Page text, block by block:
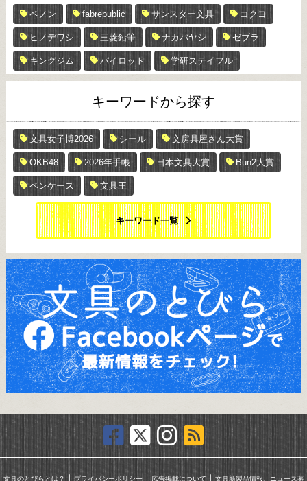
ペノン fabrepublic サンスター文具 コクヨ
ヒノデワシ 三菱鉛筆 ナカバヤシ ゼブラ
キングジム パイロット 学研ステイフル
キーワードから探す
文具女子博2026 シール 文房具屋さん大賞
OKB48 2026年手帳 日本文具大賞 Bun2大賞
ペンケース 文具王
キーワード一覧
文具のとびらとは？ ｜ プライバシーポリシー｜ 広告掲載について ｜ 文具新製品情報、ニュース募